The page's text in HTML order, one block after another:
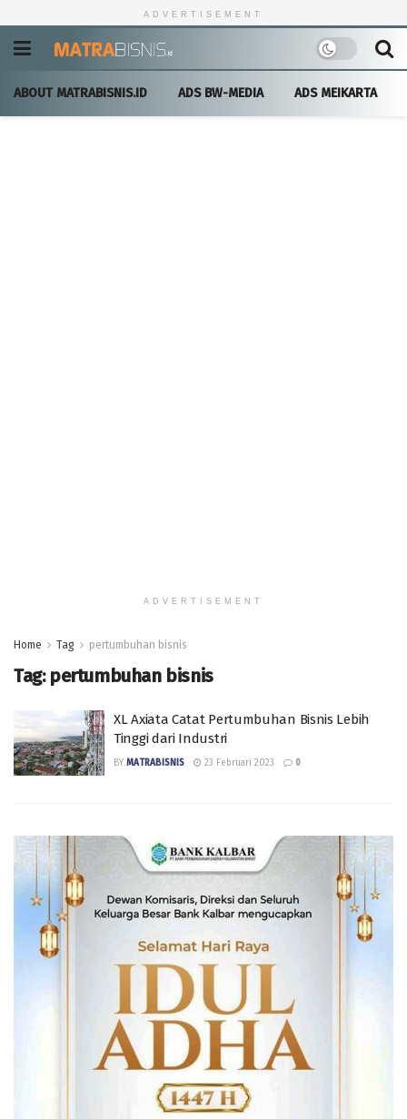
ADVERTISEMENT
ABOUT MATRABISNIS.ID ADS BW-MEDIA ADS MEIKARTA
ADVERTISEMENT
Home Tag pertumbuhan bisnis
Tag: pertumbuhan bisnis
XL Axiata Catat Pertumbuhan Bisnis Lebih
Tinggi dari Industri
BY MATRABISNIS 23 Februari 2023 0